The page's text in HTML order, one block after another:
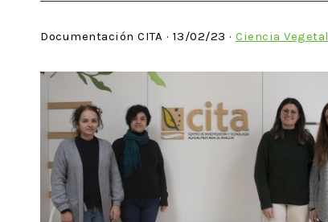
Documentación CITA · 13/02/23 · Ciencia Vegetal